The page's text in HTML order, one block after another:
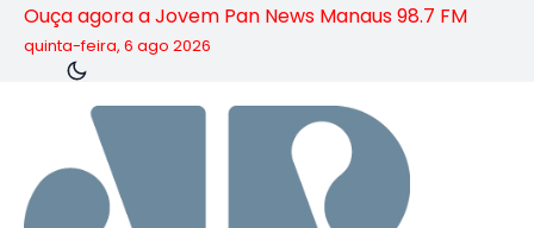
Ouça agora a Jovem Pan News Manaus 98.7 FM
quinta-feira, 6 ago 2026